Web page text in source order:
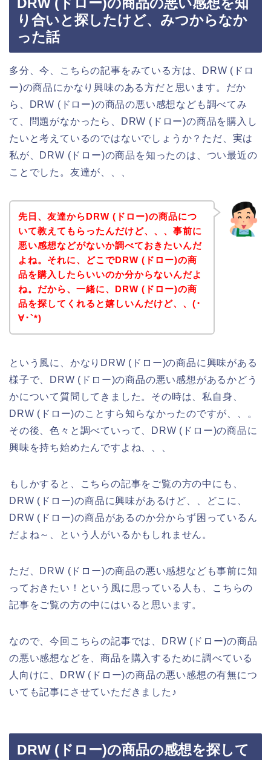
り合いと探したけど、みつからなか
った話
多分、今、こちらの記事をみている方は、DRW (ドロ
ー)の商品にかなり興味のある方だと思います。だか
ら、DRW (ドロー)の商品の悪い感想なども調べてみ
て、問題がなかったら、DRW (ドロー)の商品を購入し
たいと考えているのではないでしょうか？ただ、実は
私が、DRW (ドロー)の商品を知ったのは、つい最近の
ことでした。友達が、、、
先日、友達からDRW (ドロー)の商品につ
いて教えてもらったんだけど、、、事前に
悪い感想などがないか調べておきたいんだ
よね。それに、どこでDRW (ドロー)の商
品を購入したらいいのか分からないんだよ
ね。だから、一緒に、DRW (ドロー)の商
品を探してくれると嬉しいんだけど、、(･
∀･`*)
という風に、かなりDRW (ドロー)の商品に興味がある
様子で、DRW (ドロー)の商品の悪い感想があるかどう
かについて質問してきました。その時は、私自身、
DRW (ドロー)のことすら知らなかったのですが、、。
その後、色々と調べていって、DRW (ドロー)の商品に
興味を持ち始めたんですよね、、、
もしかすると、こちらの記事をご覧の方の中にも、
DRW (ドロー)の商品に興味があるけど、、どこに、
DRW (ドロー)の商品があるのか分からず困っているん
だよね～、という人がいるかもしれません。
ただ、DRW (ドロー)の商品の悪い感想なども事前に知
っておきたい！という風に思っている人も、こちらの
記事をご覧の方の中にはいると思います。
なので、今回こちらの記事では、DRW (ドロー)の商品
の悪い感想などを、商品を購入するために調べている
人向けに、DRW (ドロー)の商品の悪い感想の有無につ
いても記事にさせていただきました♪
DRW (ドロー)の商品の感想を探して